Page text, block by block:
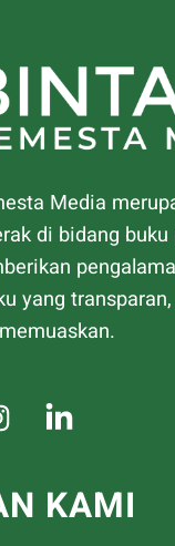
Media
di bidang
yang
KAMI